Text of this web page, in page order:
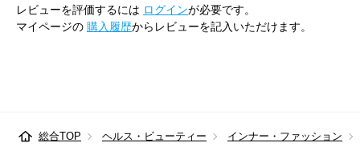
レビューを評価するには ログインが必要です。
マイページの 購入履歴からレビューを記入いただけます。
総合TOP ヘルス・ビューティー インナー・ファッション